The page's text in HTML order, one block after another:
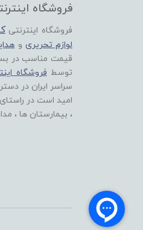
فروشگاه
فروشگاه اینترنتی
لوازم تحریری و
قیمت مناسب در
توسطفروشگاه
سراسر ایران در
امید است در
، بیمارستان ها ،